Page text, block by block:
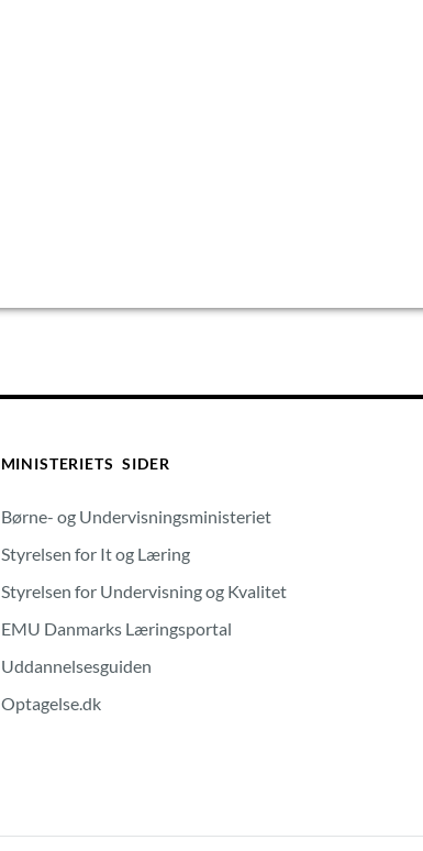
MINISTERIETS SIDER
Børne- og Undervisningsministeriet
Styrelsen for It og Læring
Styrelsen for Undervisning og Kvalitet
EMU Danmarks Læringsportal
Uddannelsesguiden
Optagelse.dk